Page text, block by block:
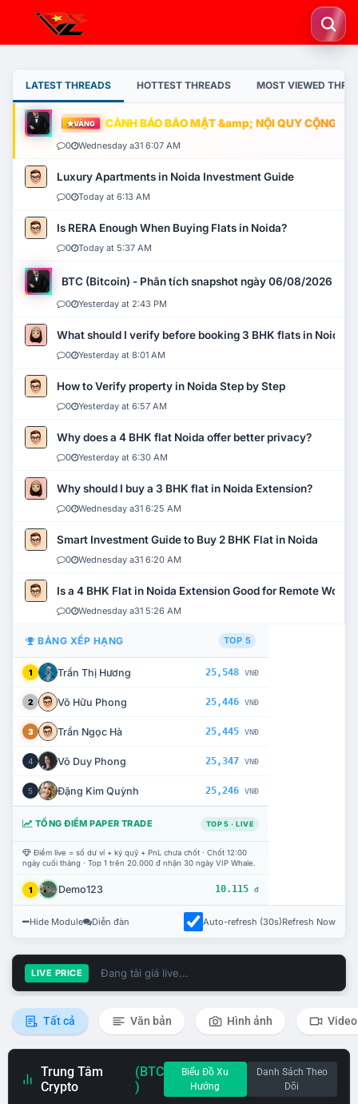
LATEST THREADS HOTTEST THREADS MOST VIEWED
VÀNG CẢNH BÁO BẢO MẬT &amp; NỘI QUY CỘNG
0 Wednesday a31 6:07 AM
Luxury Apartments in Noida Investment Guide
0 Today at 6:13 AM
Is RERA Enough When Buying Flats in Noida?
0 Today at 5:37 AM
BTC (Bitcoin) - Phân tích snapshot ngày 06/08/2026
0 Yesterday at 2:43 PM
What should I verify before booking 3 BHK flats in Noida?
0 Yesterday at 8:01 AM
How to Verify property in Noida Step by Step
0 Yesterday at 6:57 AM
Why does a 4 BHK flat Noida offer better privacy?
0 Yesterday at 6:30 AM
Why should I buy a 3 BHK flat in Noida Extension?
0 Wednesday a31 6:25 AM
Smart Investment Guide to Buy 2 BHK Flat in Noida
0 Wednesday a31 6:20 AM
Is a 4 BHK Flat in Noida Extension Good for Remote Work?
0 Wednesday a31 5:26 AM
BẢNG XẾP HẠNG TOP 5
1 Trần Thị Hương 25,548 VNĐ
2 Võ Hữu Phong 25,446 VNĐ
3 Trần Ngọc Hà 25,445 VNĐ
4 Võ Duy Phong 25,347 VNĐ
5 Đặng Kim Quỳnh 25,246 VNĐ
TỔNG ĐIỂM PAPER TRADE TOP 5 · LIVE
Điểm live = số dư ví + ký quỹ + PnL chưa chốt · Chốt 12:00
ngày cuối tháng · Top 1 trên 20.000 đ nhận 30 ngày VIP Whale.
1 Demo123 10.115 đ
Hide Module Diễn đàn Auto-refresh (30s)Refresh Now
LIVE PRICE Đang tải giá live...
Tất cả Văn bản Hình ảnh Video
Trung Tâm
Crypto
(BTC
)
Biểu Đồ Xu
Hướng
Danh Sách Theo
Dõi